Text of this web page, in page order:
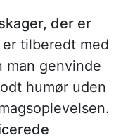
der er
er tilberedt med
man genvinde
humør uden